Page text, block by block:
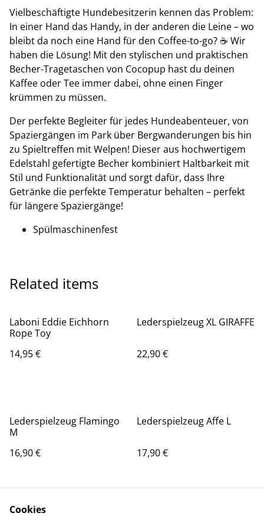
Vielbeschäftigte Hundebesitzerin kennen das Problem:
In einer Hand das Handy, in der anderen die Leine – wo
bleibt da noch eine Hand für den Coffee-to-go? ☕️ Wir
haben die Lösung! Mit den stylischen und praktischen
Becher-Tragetaschen von Cocopup hast du deinen
Kaffee oder Tee immer dabei, ohne einen Finger
krümmen zu müssen.
Der perfekte Begleiter für jedes Hundeabenteuer, von
Spaziergängen im Park über Bergwanderungen bis hin
zu Spieltreffen mit Welpen! Dieser aus hochwertigem
Edelstahl gefertigte Becher kombiniert Haltbarkeit mit
Stil und Funktionalität und sorgt dafür, dass Ihre
Getränke die perfekte Temperatur behalten – perfekt
für längere Spaziergänge!
Spülmaschinenfest
Related items
Laboni Eddie Eichhorn
Rope Toy
14,95 €
Lederspielzeug XL GIRAFFE
22,90 €
Lederspielzeug Flamingo
M
16,90 €
Lederspielzeug Affe L
17,90 €
Cookies